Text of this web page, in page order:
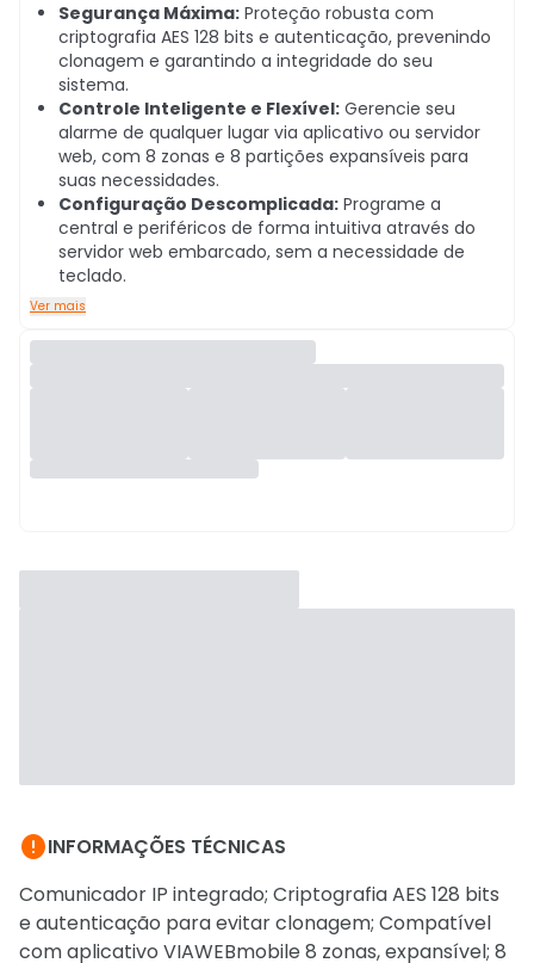
Segurança Máxima: Proteção robusta com
criptografia AES 128 bits e autenticação, prevenindo
clonagem e garantindo a integridade do seu
sistema.
Controle Inteligente e Flexível: Gerencie seu
alarme de qualquer lugar via aplicativo ou servidor
web, com 8 zonas e 8 partições expansíveis para
suas necessidades.
Configuração Descomplicada: Programe a
central e periféricos de forma intuitiva através do
servidor web embarcado, sem a necessidade de
teclado.
Ver mais
INFORMAÇÕES TÉCNICAS
Comunicador IP integrado; Criptografia AES 128 bits
e autenticação para evitar clonagem; Compatível
com aplicativo VIAWEBmobile 8 zonas, expansível; 8